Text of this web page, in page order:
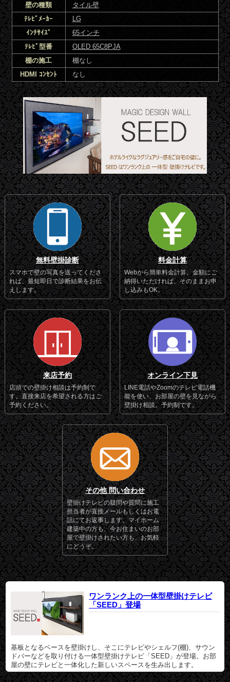
壁の種類
タイル壁
ﾃﾚﾋﾞﾒｰｶｰ
LG
ｲﾝﾁｻｲｽﾞ
65インチ
ﾃﾚﾋﾞ型番
OLED 65C8PJA
棚の施工
棚なし
HDMI ｺﾝｾﾝﾄ
なし
無料壁掛診断
スマホで壁の写真を送ってくださ
れば、最短即日で診断結果をお伝
えします。
料金計算
Webから簡単料金計算。金額にご
納得いただければ、そのままお申
し込みもOK。
来店予約
店頭での壁掛け相談は予約制で
す。直接来店を希望される方はご
予約ください。
オンライン下見
LINE電話やZoomのテレビ電話機
能を使い、お部屋の壁を見ながら
壁掛け相談。予約制です。
その他 問い合わせ
壁掛けテレビの疑問や質問に施工
担当者が直接メールもしくはお電
話にてお返事します。マイホーム
建築中の方も、今お住まいのお部
屋で壁掛けされたい方も、お気軽
にどうぞ。
ワンランク上の一体型壁掛けテレビ
「SEED」登場
基板となるベースを壁掛けし、そこにテレビやシェルフ(棚)、サウン
ドバーなどを取り付ける一体型壁掛けテレビ「SEED」が登場。お部
屋の壁にテレビと一体化した新しいスペースを生み出します。